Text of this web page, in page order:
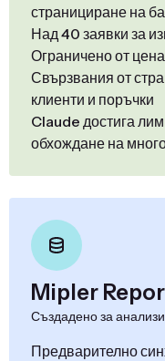
странициране на
Над 40 заявки за
Ограничено от
Свързвания от
клиенти и поръчки
Claude достига
обхождане на
Mipler
Създадено за анализи
Предварително